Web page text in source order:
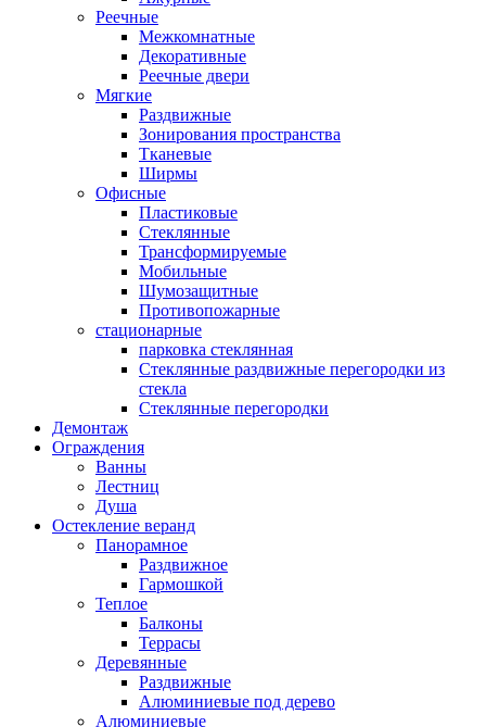
Реечные
Межкомнатные
Декоративные
Реечные двери
Мягкие
Раздвижные
Зонирования пространства
Тканевые
Ширмы
Офисные
Пластиковые
Стеклянные
Трансформируемые
Мобильные
Шумозащитные
Противопожарные
стационарные
парковка стеклянная
Стеклянные раздвижные перегородки из
стекла
Стеклянные перегородки
Демонтаж
Ограждения
Ванны
Лестниц
Душа
Остекление веранд
Панорамное
Раздвижное
Гармошкой
Теплое
Балконы
Террасы
Деревянные
Раздвижные
Алюминиевые под дерево
Алюминиевые